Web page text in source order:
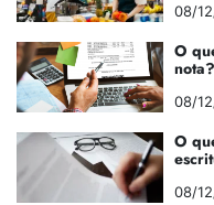
08/
O
nota?
08/
O
08/